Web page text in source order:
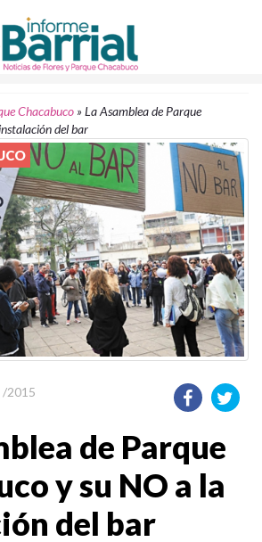
Chacabuco »La Asamblea de Parque
del bar
/2015
de Parque
y su NO a la
del bar